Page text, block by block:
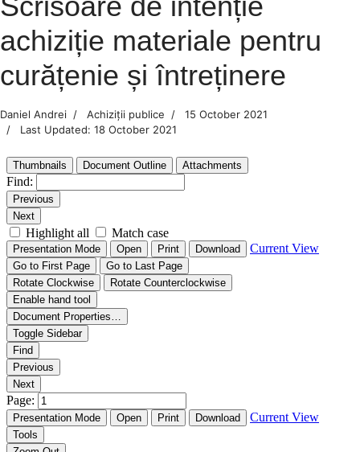
achiziție materiale pentru
curățenie și întreținere
Daniel Andrei Achiziții publice
15 October 2021
Last Updated: 18 October 2021